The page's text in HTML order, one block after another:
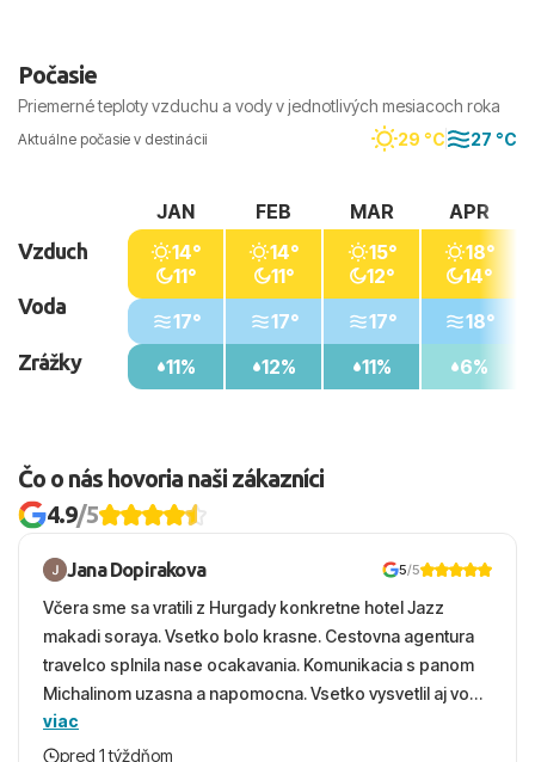
Počasie
Priemerné teploty vzduchu a vody v jednotlivých mesiacoch roka
Aktuálne počasie v destinácii 29 °C 27 °C
Vzduch
Voda
Zrážky
JAN
14°
11°
17°
11%
FEB
14°
11°
17°
12%
MAR
15°
12°
17°
11%
APR
18°
14°
18°
6%
Čo o nás hovoria naši zákazníci
4.9/5
Jana Dopirakova 5/5
Včera sme sa vratili z Hurgady konkretne hotel Jazz
makadi soraya. Vsetko bolo krasne. Cestovna agentura
travelco splnila nase ocakavania. Komunikacia s panom
Michalinom uzasna a napomocna. Vsetko vysvetlil aj vo
vecernych hodinach zaco sa ospravedlnujem. Hotel
krasny, cisty. Sluzby top. Strava, prostredie, more,
viac
pred 1 týždňom